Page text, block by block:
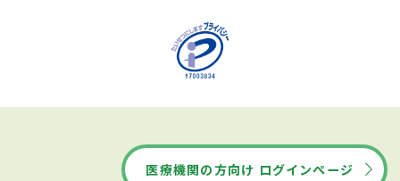
医療機関の方向け ログインページ